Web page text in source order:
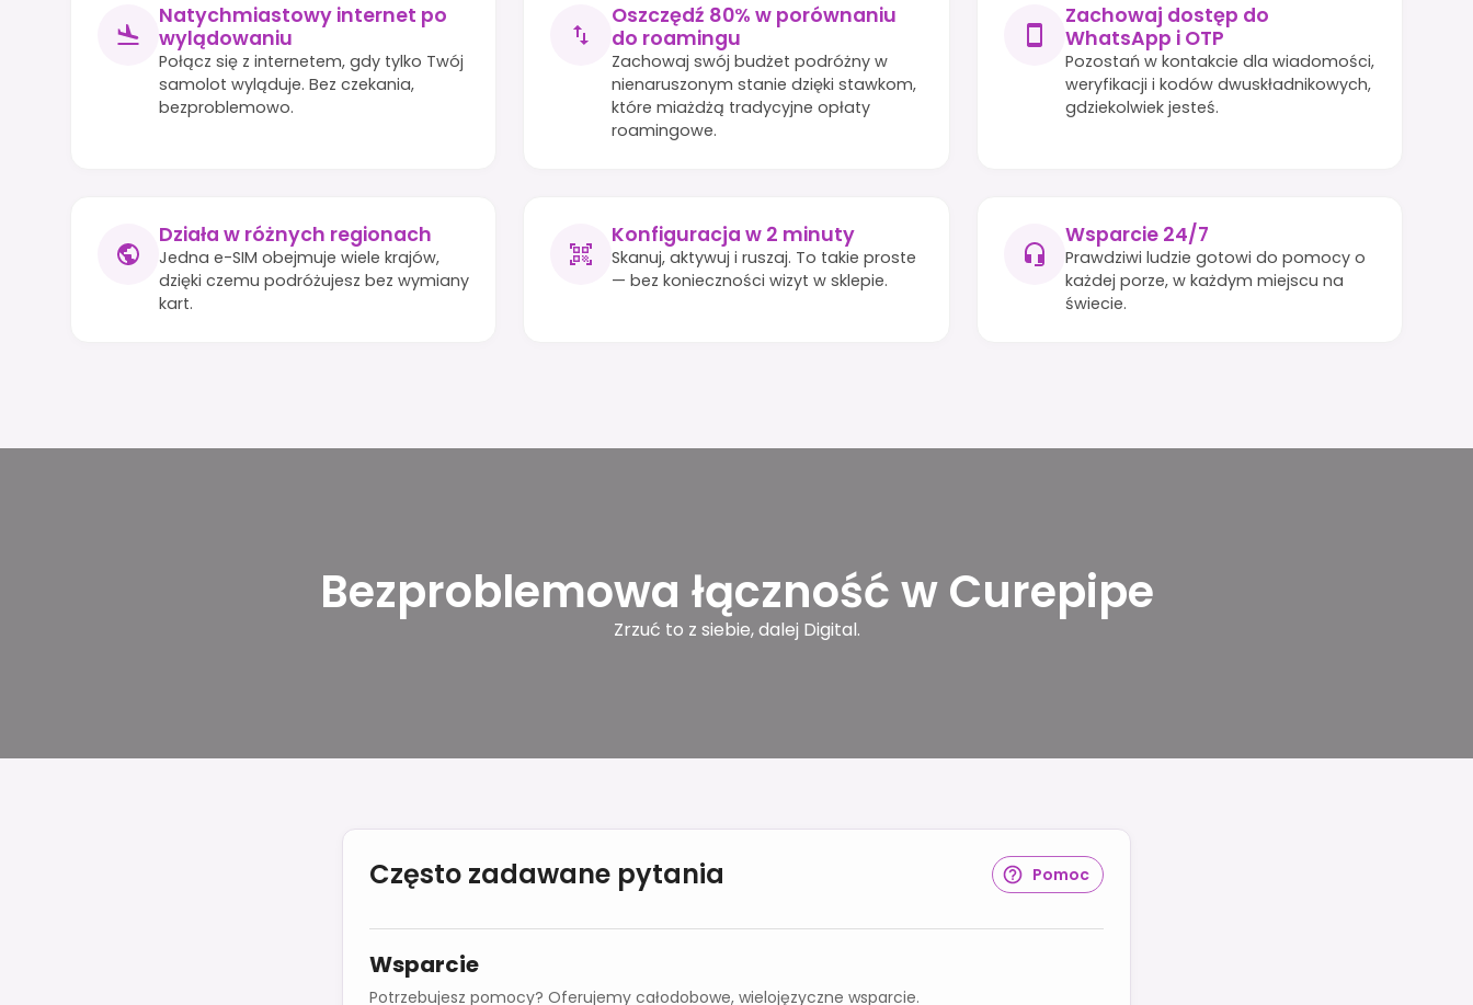
Natychmiastowy internet po
wylądowaniu
Połącz się z internetem, gdy tylko Twój
samolot wyląduje. Bez czekania,
bezproblemowo.
Oszczędź 80% w porównaniu
do roamingu
Zachowaj swój budżet podróżny w
nienaruszonym stanie dzięki stawkom,
które miażdżą tradycyjne opłaty
roamingowe.
Zachowaj dostęp do
WhatsApp i OTP
Pozostań w kontakcie dla wiadomości,
weryfikacji i kodów dwuskładnikowych,
gdziekolwiek jesteś.
Działa w różnych regionach
Jedna e-SIM obejmuje wiele krajów,
dzięki czemu podróżujesz bez wymiany
kart.
Konfiguracja w 2 minuty
Skanuj, aktywuj i ruszaj. To takie proste
— bez konieczności wizyt w sklepie.
Wsparcie 24/7
Prawdziwi ludzie gotowi do pomocy o
każdej porze, w każdym miejscu na
świecie.
Bezproblemowa łączność w Curepipe
Zrzuć to z siebie, dalej Digital.
Często zadawane pytania Pomoc
Wsparcie
Potrzebujesz pomocy? Oferujemy całodobowe, wielojęzyczne wsparcie.